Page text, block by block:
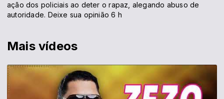
Mais vídeos
ação dos policiais ao deter o rapaz, alegando abuso de
autoridade. Deixe sua opinião 6 h